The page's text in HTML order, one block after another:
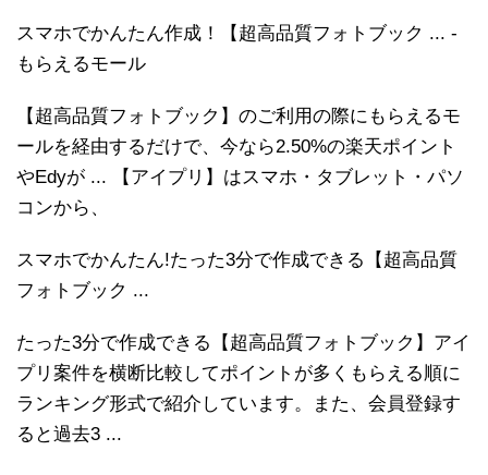
スマホでかんたん作成！【超高品質フォトブック ... -
もらえるモール
【超高品質フォトブック】のご利用の際にもらえるモ
ールを経由するだけで、今なら2.50%の楽天ポイント
やEdyが ... 【アイプリ】はスマホ・タブレット・パソ
コンから、
スマホでかんたん!たった3分で作成できる【超高品質
フォトブック ...
たった3分で作成できる【超高品質フォトブック】アイ
プリ案件を横断比較してポイントが多くもらえる順に
ランキング形式で紹介しています。また、会員登録す
ると過去3 ...